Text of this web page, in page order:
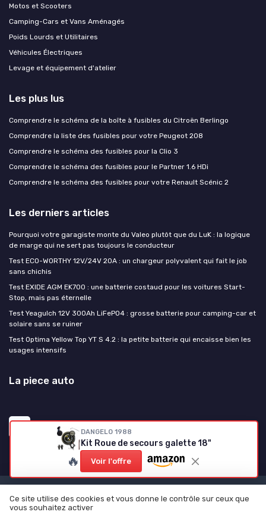
DANGELO 1988
Kit Roue de secours galette 18"
🔥 Voir l'offre
Motos et Scooters
Camping-Cars et Vans Aménagés
Poids Lourds et Utilitaires
Véhicules Électriques
Levage et équipement d'atelier
Les plus lus
Comprendre le schéma de la boîte à fusibles du Citroën Berlingo
Comprendre la liste des fusibles pour votre Peugeot 208
Comprendre le schéma des fusibles pour la Clio 3
Comprendre le schéma des fusibles pour le Partner 1.6 HDi
Comprendre le schéma des fusibles pour votre Renault Scénic 2
Les derniers articles
Pourquoi votre garagiste monte du Valeo plutôt que du LuK : la logique
de marge qui ne sert pas toujours le conducteur
Test ECO-WORTHY 12V/24V 20A : un chargeur polyvalent qui fait le job
sans chichis
Test EXIDE AGM EK700 : une batterie costaud pour les voitures Start-
Stop, mais pas éternelle
Test Yeagulch 12V 300Ah LiFePO4 : grosse batterie pour camping-car et
solaire sans se ruiner
Test Optima Yellow Top YT S 4.2 : la petite batterie qui encaisse bien les
usages intensifs
La piece auto
Mentions légales
Politique de confidentialité
Ce site utilise des cookies et vous donne le contrôle sur ceux que
vous souhaitez activer